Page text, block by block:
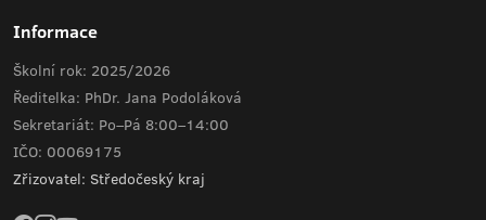
Informace
Školní rok: 2025/2026
Ředitelka: PhDr. Jana Podoláková
Sekretariát: Po–Pá 8:00–14:00
IČO: 00069175
Zřizovatel: Středočeský kraj